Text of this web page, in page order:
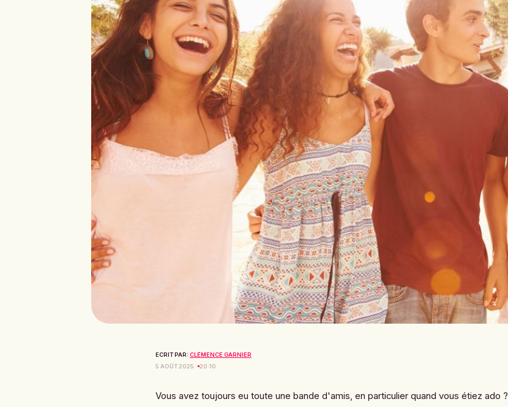
ECRIT PAR: CLÉMENCE GARNIER
5 AOÛT 2025
20:10
Vous avez toujours eu toute une bande d'amis, en particulier quand vous étiez ado ?